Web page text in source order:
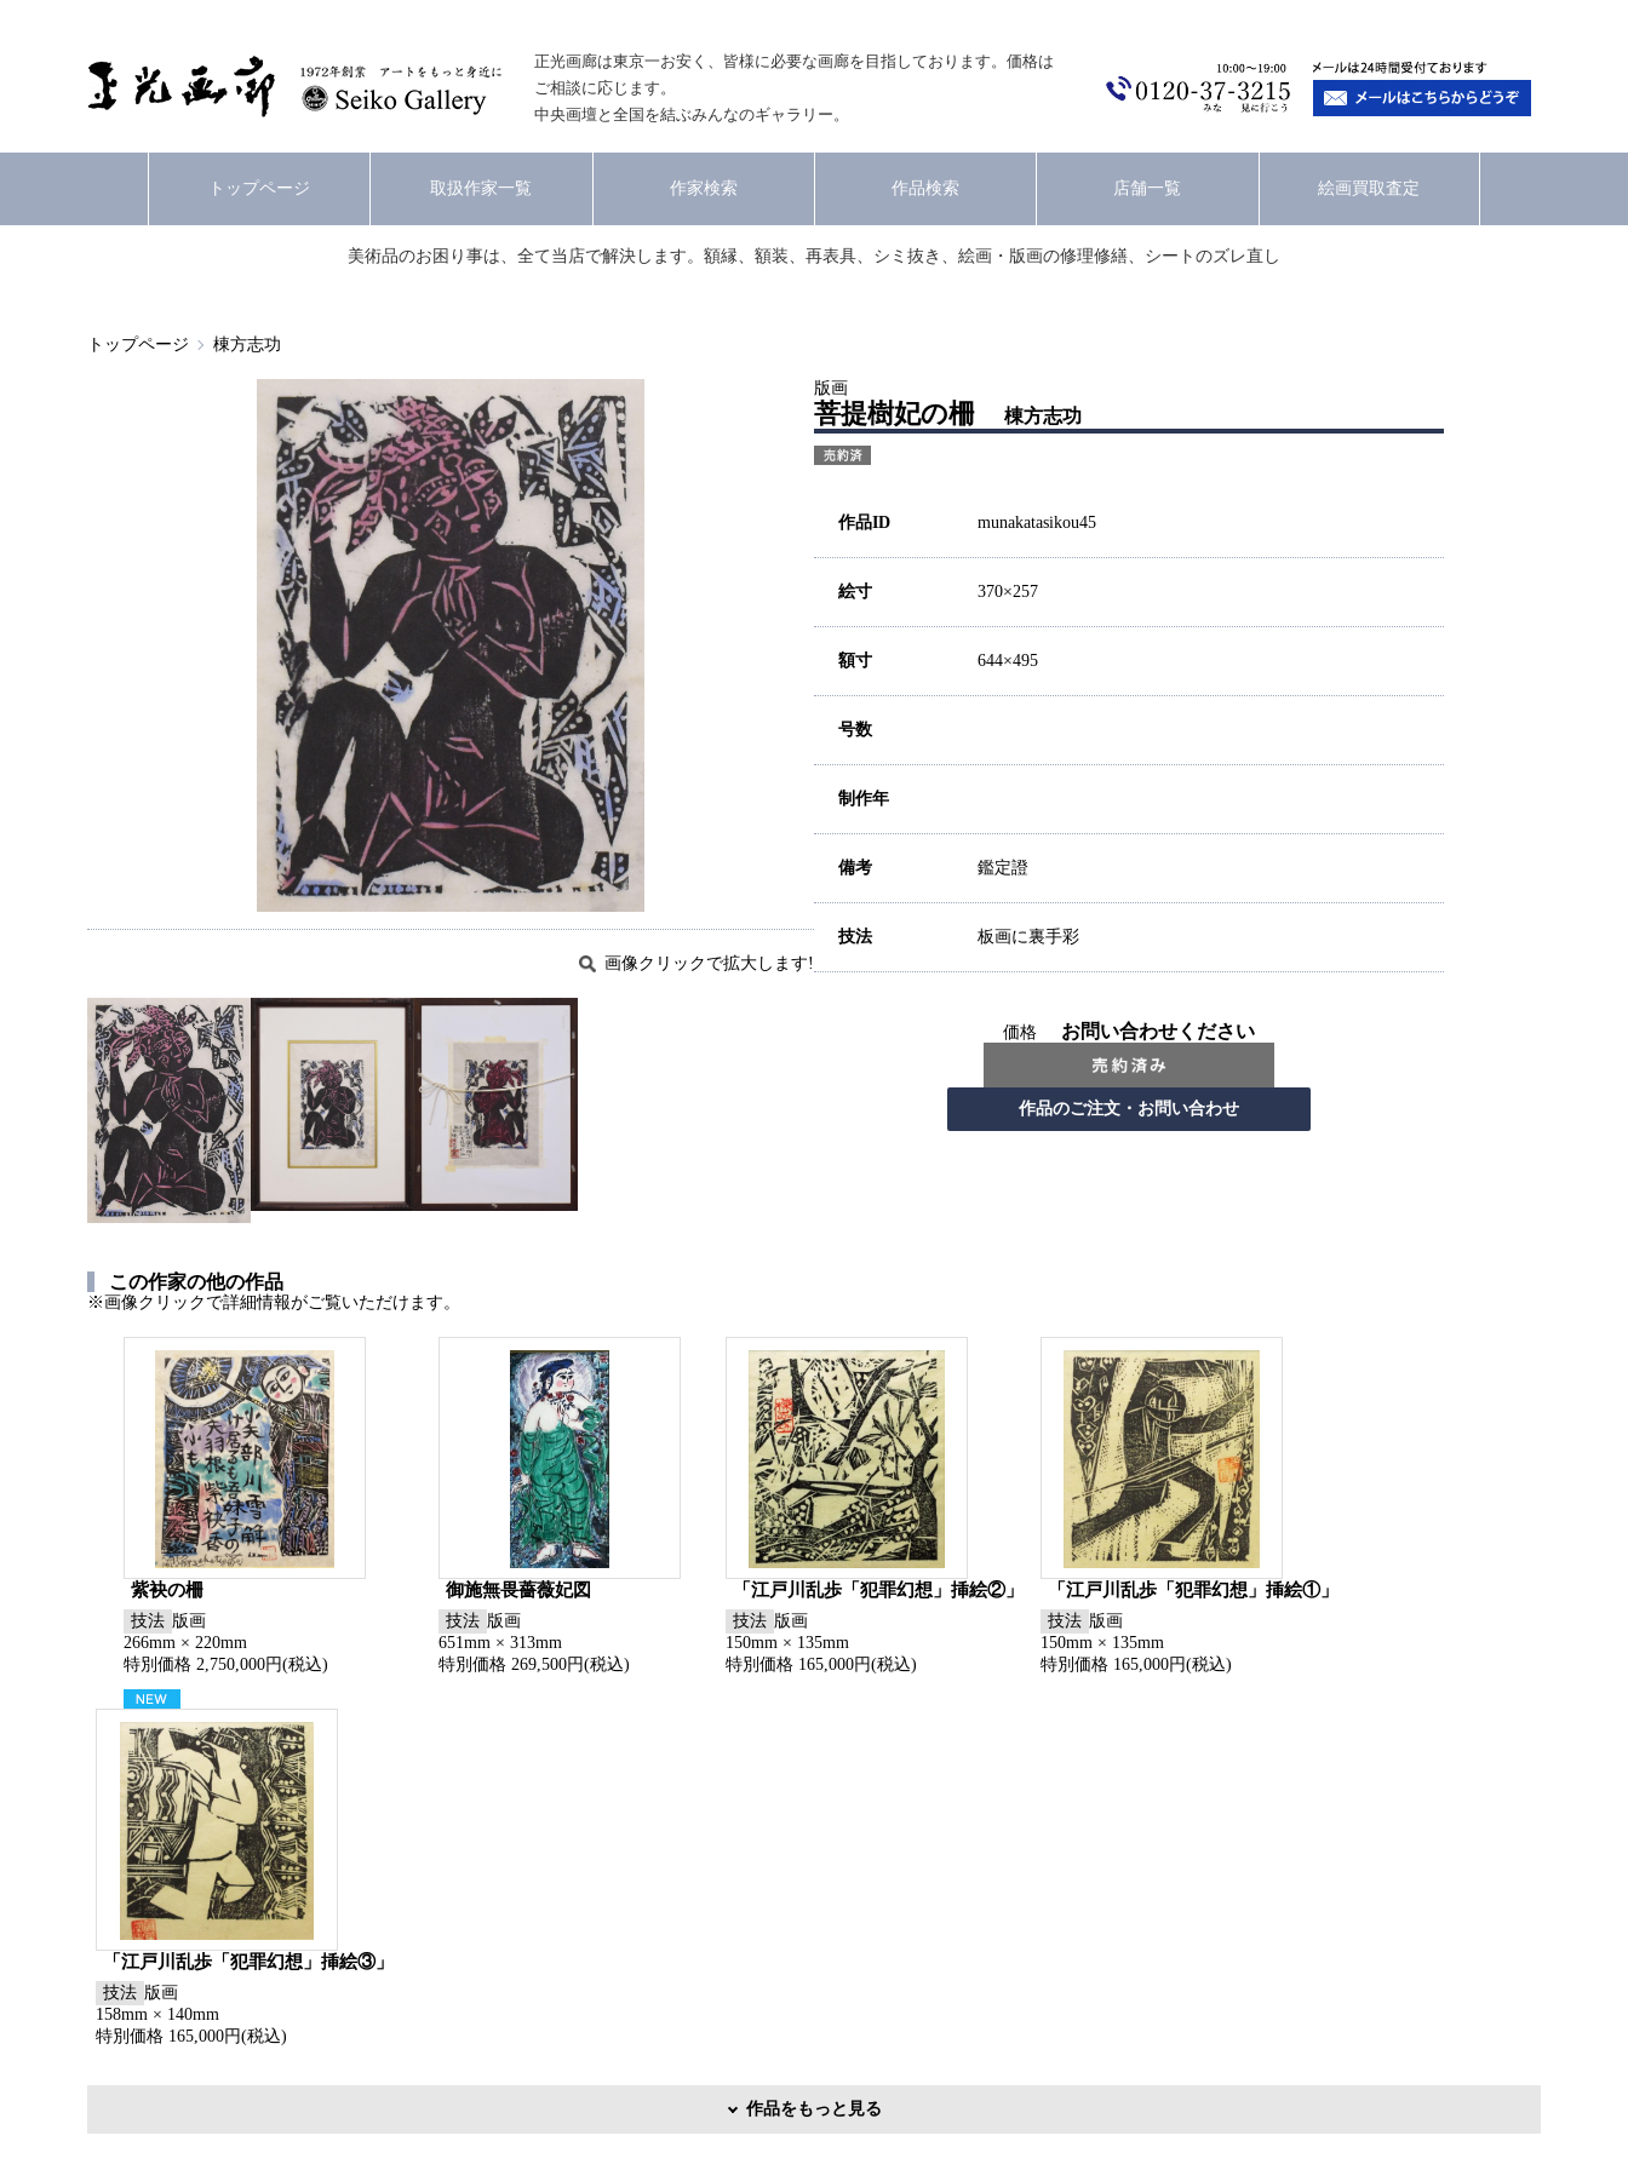
正光画廊は東京一お安く、皆様に必要な画廊を目指しております。価格は
ご相談に応じます。
中央画壇と全国を結ぶみんなのギャラリー。
トップページ 取扱作家一覧 作家検索 作品検索 店舗一覧 絵画買取査定
美術品のお困り事は、全て当店で解決します。額縁、額装、再表具、シミ抜き、絵画・版画の修理修繕、シートのズレ直し
トップページ 棟方志功
画像クリックで拡大します!
版画
菩提樹妃の柵 棟方志功
作品ID munakatasikou45
絵寸 370×257
額寸 644×495
号数
制作年
備考 鑑定證
技法 板画に裏手彩
価格 お問い合わせください
この作家の他の作品
※画像クリックで詳細情報がご覧いただけます。
紫袂の柵
技法 版画
266mm × 220mm
特別価格 2,750,000円(税込)
御施無畏薔薇妃図
技法 版画
651mm × 313mm
特別価格 269,500円(税込)
「江戸川乱歩「犯罪幻想」挿絵②」
技法 版画
150mm × 135mm
特別価格 165,000円(税込)
「江戸川乱歩「犯罪幻想」挿絵①」
技法 版画
150mm × 135mm
特別価格 165,000円(税込)
「江戸川乱歩「犯罪幻想」挿絵③」
技法 版画
158mm × 140mm
特別価格 165,000円(税込)
作品をもっと見る